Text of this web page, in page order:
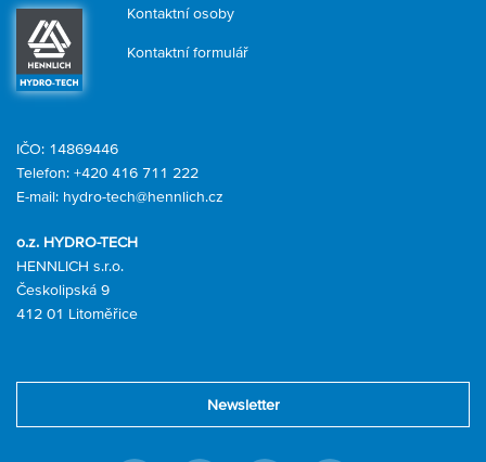
Kontaktní osoby
Kontaktní formulář
o.z. HYDRO-TECH
HENNLICH s.r.o.
Českolipská 9
412 01 Litoměřice
IČO: 14869446
Telefon: +420 416 711 222
E-mail: hydro-tech@hennlich.cz
Newsletter